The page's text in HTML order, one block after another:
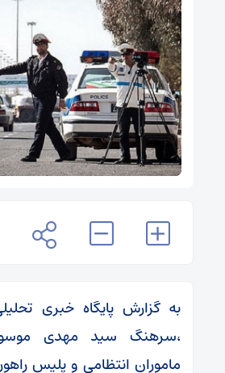
به گزارش پایگاه خبری
،سرهنگ سید مهدی
ماموران انتظامی و پلیس